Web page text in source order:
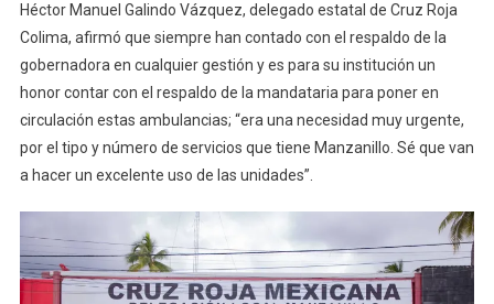
Héctor Manuel Galindo Vázquez, delegado estatal de Cruz Roja
Colima, afirmó que siempre han contado con el respaldo de la
gobernadora en cualquier gestión y es para su institución un
honor contar con el respaldo de la mandataria para poner en
circulación estas ambulancias; “era una necesidad muy urgente,
por el tipo y número de servicios que tiene Manzanillo. Sé que van
a hacer un excelente uso de las unidades”.